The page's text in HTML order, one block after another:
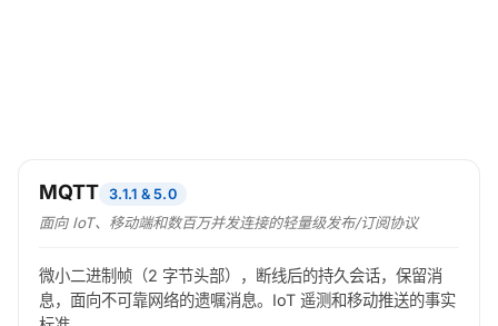
MQTT 3.1.1 & 5.0
面向 IoT、移动端和数百万并发连接的轻量级发布/订阅协议
微小二进制帧（2 字节头部），断线后的持久会话，保留消
息，面向不可靠网络的遗嘱消息。IoT 遥测和移动推送的事实